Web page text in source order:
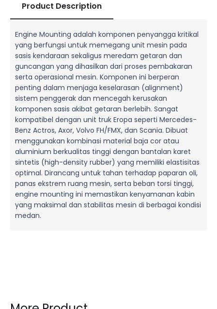
Product Description
Engine Mounting adalah komponen penyangga kritikal
yang berfungsi untuk memegang unit mesin pada
sasis kendaraan sekaligus meredam getaran dan
guncangan yang dihasilkan dari proses pembakaran
serta operasional mesin. Komponen ini berperan
penting dalam menjaga keselarasan (alignment)
sistem penggerak dan mencegah kerusakan
komponen sasis akibat getaran berlebih. Sangat
kompatibel dengan unit truk Eropa seperti Mercedes-
Benz Actros, Axor, Volvo FH/FMX, dan Scania. Dibuat
menggunakan kombinasi material baja cor atau
aluminium berkualitas tinggi dengan bantalan karet
sintetis (high-density rubber) yang memiliki elastisitas
optimal. Dirancang untuk tahan terhadap paparan oli,
panas ekstrem ruang mesin, serta beban torsi tinggi,
engine mounting ini memastikan kenyamanan kabin
yang maksimal dan stabilitas mesin di berbagai kondisi
medan.